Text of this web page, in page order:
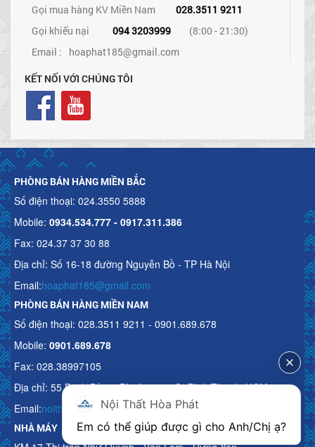
Gọi mua hàng KV Miền Nam
028.3511 9211
Gọi khiếu nại
094 3203999
(8:00 - 21:30)
Email : hoaphat185@gmail.com
KẾT NỐI VỚI CHÚNG TÔI
PHÒNG BÁN HÀNG MIỀN BẮC
Số điện thoại: 024.3550 5888
Mobile: 0934.534.777 - 0917.311.386
Fax: 024.37 37 30 88
Địa chỉ: Số 16-18 đường Nguyễn Bồ - TP Hà Nội
Email:hoaphat185@gmail.com
PHÒNG BÁN HÀNG MIỀN NAM
Số điện thoại: 028.3511 9211 - 0901.689.678
Mobile: 0901.689.678
Fax: 028.38997105
Địa chỉ: 55 Bạch Đằng, Phường 15, Q. Bình Thạnh, HCM
Email:noithathoaphattot@gmail.com
NHÀ MÁY
Nội Thất Hòa Phát